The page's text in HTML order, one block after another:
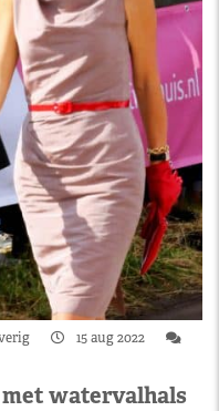
15 aug 2022
watervalhals